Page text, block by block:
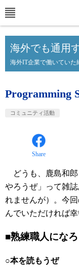
海外でも通用
海外IT企業で働いていた
Programming
コミュニティ活動
Share
どうも、鹿島和郎
やろうぜ」って雑
れませんが）。今
んでいただければ幸
■熟練職人にな
○本を読もうぜ